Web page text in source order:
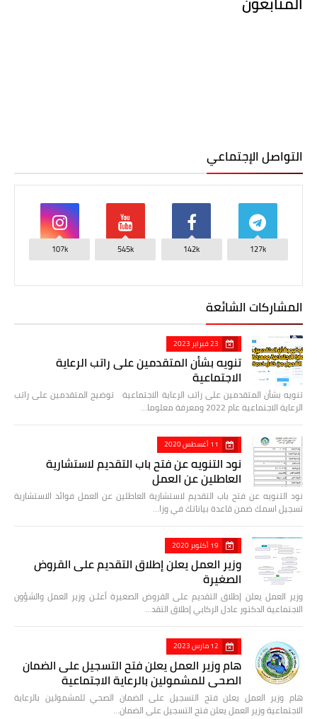
التواصل الإجتماعي
127k
142k
545k
107k
المشاركات الشائعة
23 فبراير 2023
تنويه بشأن المتقدمين على راتب الرعاية
الاجتماعية
تنويه بشأن المتقدمين على راتب الرعاية الاجتماعية توضيح المتقدمين على راتب
الرعاية الاجتماعية عام 2022 ومعرفة معلوما…
11 أغسطس 2020
نود التنويه عن فتح باب التقديم لاستشارية
العاطلين عن العمل
نود التنويه عن فتح باب التقديم لاستشارية العاطلين عن العمل فوائد الاستشارية
تسجيل اسمك ضمن قاعدة بياناتك في وزا…
19 أكتوبر 2020
وزير العمل يعلن إطلاق التقديم على القروض
الصغيرة
وزير العمل يعلن إطلاق التقديم على القروض الصغيرة أعلـن وزير العمل والشؤون
الاجتماعية الدكتور عادل الركابي إطلاق التقد…
12 مارس 2023
هام وزير العمل يعلن فتح التسجيل على الضمان
الصحي للمشمولين بالرعاية الاجتماعية
هام وزير العمل يعلن فتح التسجيل على الضمان الصحي للمشمولين بالرعاية
الاجتماعية وزير العمل يعلن فتح التسجيل على الضمان…